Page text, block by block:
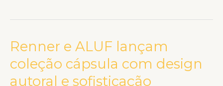
Renner e ALUF lançam
coleção cápsula com design
autoral e sofisticação
Renner
ALUF
lançam